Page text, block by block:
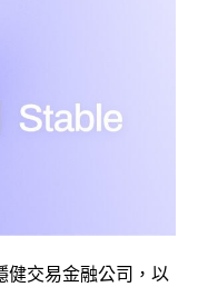
健交易金融公司，以